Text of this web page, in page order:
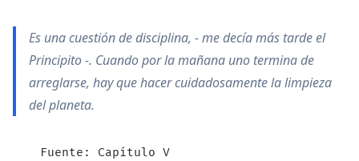
Es una cuestión de disciplina, - me decí­a más tarde el
Principito -. Cuando por la mañana uno termina de
arreglarse, hay que hacer cuidadosamente la limpieza
del planeta.
  Fuente: Capí­tulo V